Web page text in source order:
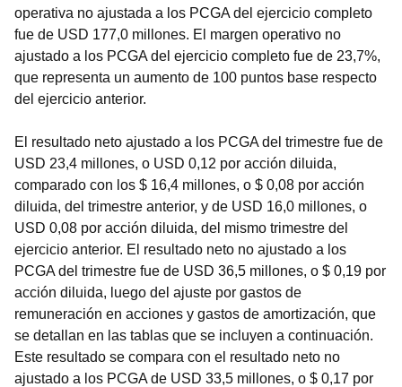
operativa no ajustada a los PCGA del ejercicio completo
fue de USD 177,0 millones. El margen operativo no
ajustado a los PCGA del ejercicio completo fue de 23,7%,
que representa un aumento de 100 puntos base respecto
del ejercicio anterior.
El resultado neto ajustado a los PCGA del trimestre fue de
USD 23,4 millones, o USD 0,12 por acción diluida,
comparado con los $ 16,4 millones, o $ 0,08 por acción
diluida, del trimestre anterior, y de USD 16,0 millones, o
USD 0,08 por acción diluida, del mismo trimestre del
ejercicio anterior. El resultado neto no ajustado a los
PCGA del trimestre fue de USD 36,5 millones, o $ 0,19 por
acción diluida, luego del ajuste por gastos de
remuneración en acciones y gastos de amortización, que
se detallan en las tablas que se incluyen a continuación.
Este resultado se compara con el resultado neto no
ajustado a los PCGA de USD 33,5 millones, o $ 0,17 por